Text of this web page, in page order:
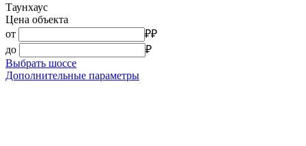
Таунхаус
Цена объекта
от
₽₽
до
₽
Выбрать шоссе
Дополнительные параметры